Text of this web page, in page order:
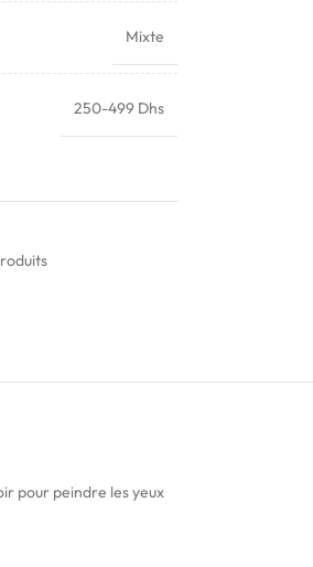
Mixte
250-499 Dhs
pour peindre les yeux